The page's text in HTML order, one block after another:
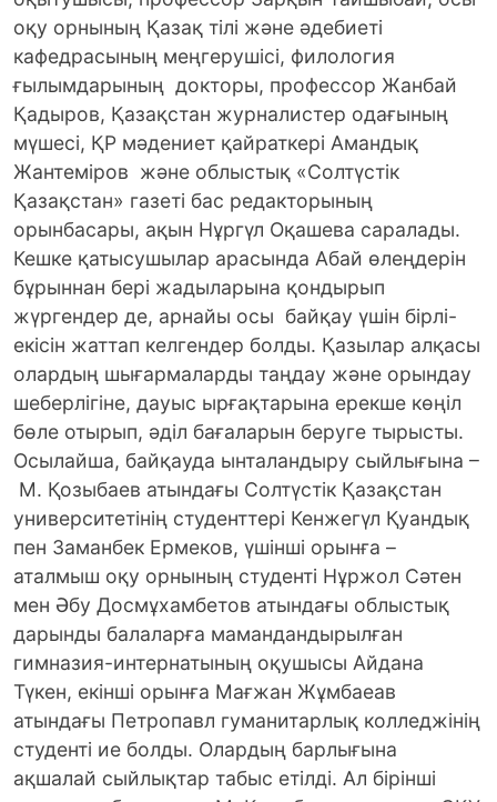
оқу орнының Қазақ тілі және әдебиеті
кафедрасының меңгерушісі, филология
ғылымдарының докторы, профессор Жанбай
Қадыров, Қазақстан журналистер одағының
мүшесі, ҚР мәдениет қайраткері Амандық
Жантеміров және облыстық «Солтүстік
Қазақстан» газеті бас редакторының
орынбасары, ақын Нұргүл Оқашева саралады.
Кешке қатысушылар арасында Абай өлеңдерін
бұрыннан бері жадыларына қондырып
жүргендер де, арнайы осы байқау үшін бірлі-
екісін жаттап келгендер болды. Қазылар алқасы
олардың шығармаларды таңдау және орындау
шеберлігіне, дауыс ырғақтарына ерекше көңіл
бөле отырып, әділ бағаларын беруге тырысты.
Осылайша, байқауда ынталандыру сыйлығына –
М. Қозыбаев атындағы Солтүстік Қазақстан
университетінің студенттері Кенжегүл Қуандық
пен Заманбек Ермеков, үшінші орынға –
аталмыш оқу орнының студенті Нұржол Сәтен
мен Әбу Досмұхамбетов атындағы облыстық
дарынды балаларға мамандандырылған
гимназия-интернатының оқушысы Айдана
Түкен, екінші орынға Мағжан Жұмбаеав
атындағы Петропавл гуманитарлық колледжінің
студенті ие болды. Олардың барлығына
ақшалай сыйлықтар табыс етілді. Ал бірінші